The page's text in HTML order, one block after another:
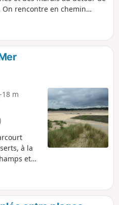
rencontre en chemin
d'eau caché dans la
-18 m
à la
et
où la